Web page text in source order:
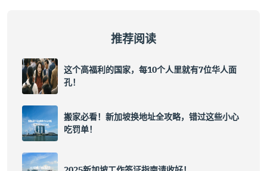
推荐阅读
这个高福利的国家，每10个人里就有7位华人面
孔！
搬家必看！新加坡换地址全攻略，错过这些小心
吃罚单！